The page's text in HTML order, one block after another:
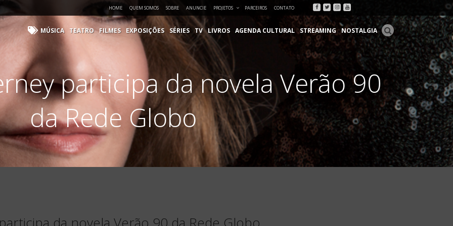
HOME QUEM SOMOS SOBRE ANUNCIE PROJETOS PARCEIROS CONTATO Facebook
Twitter
Instagram
Youtube
MÚSICA TEATRO FILMES EXPOSIÇÕES SÉRIES TV LIVROS AGENDA CULTURAL STREAMING NOSTALGIA
participa da novela Verão 90
da Rede Globo
da novela Verão 90 da Rede Globo